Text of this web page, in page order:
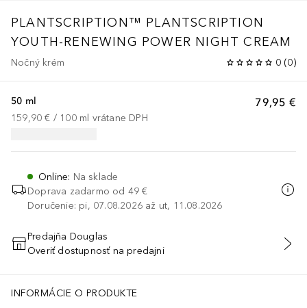
PLANTSCRIPTION™ PLANTSCRIPTION
YOUTH-RENEWING POWER NIGHT CREAM
Nočný krém 0 (0)
79,95 €
50 ml
159,90 € / 100 ml vrátane DPH
Online: Na sklade
Doprava zadarmo od 49 €
Doručenie: pi, 07.08.2026 až ut, 11.08.2026
PRIDAŤ DO KOŠÍKA
Predajňa Douglas
Overiť dostupnosť na predajni
INFORMÁCIE O PRODUKTE